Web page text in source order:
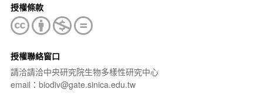
授權條款
授權聯絡窗口
請洽請洽中央研究院生物多樣性研究中心
email：biodiv@gate.sinica.edu.tw